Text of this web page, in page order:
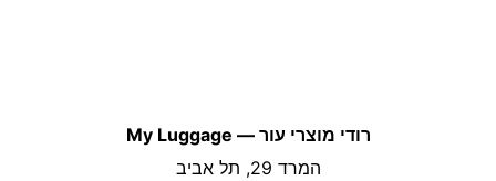
רודי מוצרי עור — My Luggage
המרד 29, תל אביב